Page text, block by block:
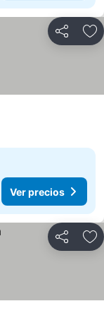
Compartir
Ver precios
Compartir